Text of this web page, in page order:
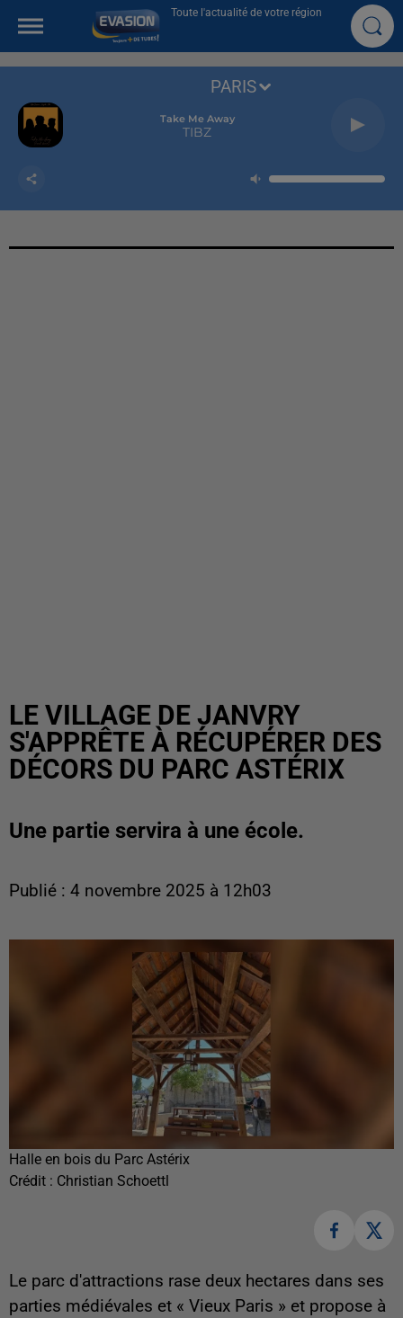
Toute l'actualité de votre région
Take Me Away
TIBZ
PARIS
LE VILLAGE DE JANVRY
S'APPRÊTE À RÉCUPÉRER DES
DÉCORS DU PARC ASTÉRIX
Une partie servira à une école.
Publié : 4 novembre 2025 à 12h03
Halle en bois du Parc Astérix
Crédit : Christian Schoettl
Le parc d'attractions rase deux hectares dans ses
parties médiévales et « Vieux Paris » et propose à